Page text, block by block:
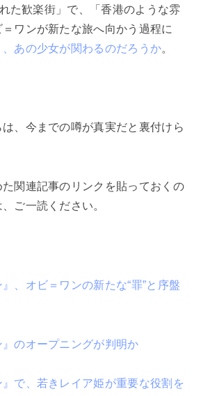
た歓楽街」で、「香港のような雰
ワンが新たな旅へ向かう過程に
あの少女が関わるのだろうか。
、今までの噂が真実だと裏付けら
関連記事のリンクを貼っておくの
ご一読ください。
、オビ＝ワンの新たな“罪”と序盤
』のオープニングが判明か
』で、若きレイア姫が重要な役割を